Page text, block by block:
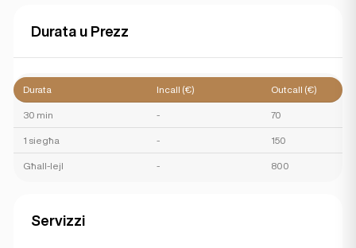
Durata u Prezz
Durata Incall (€) Outcall (€)
30 min - 70
1 siegħa - 150
Għall-lejl - 800
Servizzi